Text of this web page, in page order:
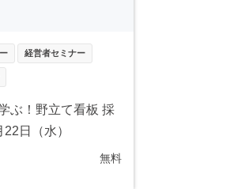
経営者セミナー
ぶ！野立て看板 採
日（水）
無料